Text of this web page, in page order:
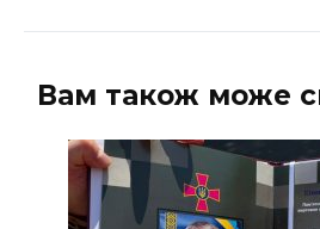
Вам також може